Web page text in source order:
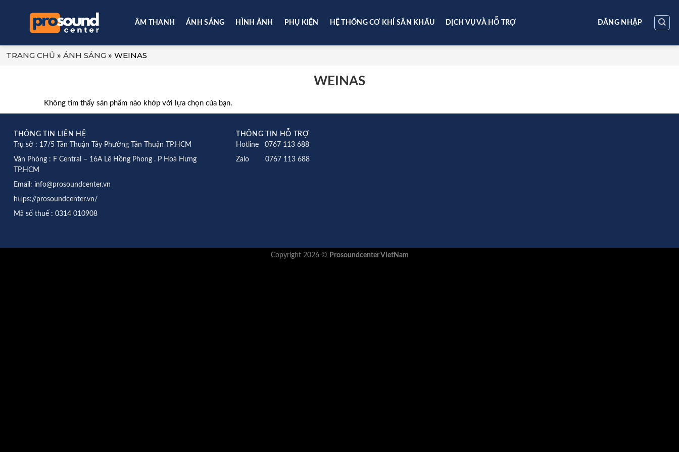
ÂM THANH ÁNH SÁNG HÌNH ẢNH PHỤ KIỆN HỆ THỐNG CƠ KHÍ SÂN KHẤU DỊCH VỤ VÀ HỖ TRỢ ĐĂNG NHẬP
TRANG CHỦ » ÁNH SÁNG » WEINAS
WEINAS
Không tìm thấy sản phẩm nào khớp với lựa chọn của bạn.
THÔNG TIN LIÊN HỆ
Trụ sở : 17/5 Tân Thuận Tây Phường Tân Thuận TP.HCM
Văn Phòng : F Central – 16A Lê Hồng Phong . P Hoà Hưng
TP.HCM
Email: info@prosoundcenter.vn
https://prosoundcenter.vn/
Mã số thuế : 0314 010908
THÔNG TIN HỖ TRỢ
Hotline 0767 113 688
Zalo 0767 113 688
Copyright 2026 © Prosoundcenter VietNam